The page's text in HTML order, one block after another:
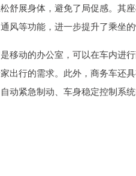
舒展身体，避免了局促感。其
等功能，进一步提升了乘坐的
移动的办公室，可以在车内进
出行的需求。此外，商务车还
动紧急制动、车身稳定控制系